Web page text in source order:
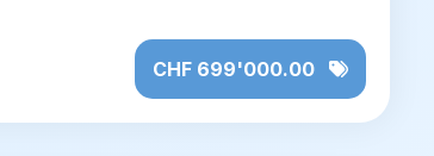
CHF 699'000.00